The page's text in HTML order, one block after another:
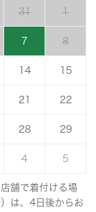
31 1
7 8
14 15
21 22
28 29
4 5
舗で着付ける場
は、4日後からお